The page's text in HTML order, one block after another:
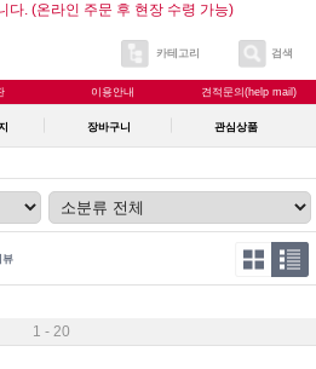
다. (온라인 주문 후 현장 수령 가능)
카테고리 검색
이용안내 견적문의(help mail)
장바구니 관심상품
뷰
1 - 20